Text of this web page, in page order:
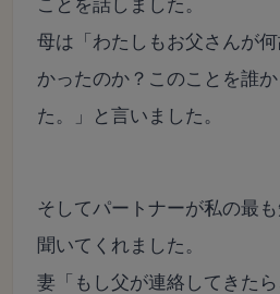
母は「わたしもお父さんが
かったのか？このことを誰
た。」と言いました。
そしてパートナーが私の最
聞いてくれました。
妻「もし父が連絡してきたら